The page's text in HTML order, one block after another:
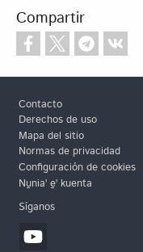
Compartir
Footer
Contacto
Derechos de uso
Mapa del sitio
Normas de privacidad
Configuración de cookies
Nu̱niaꞌ e̱ꞌ kuenta
Síganos